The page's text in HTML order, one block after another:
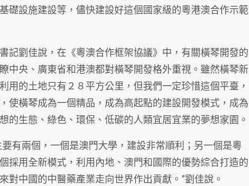
礎設施建設等，儘快建設好這個國家級的粵港澳合作示範
記劉佳說，在《粵澳合作框架協議》中，有關橫琴開發的
中央、廣東省和港澳都對橫琴開發格外重視。雖然橫琴新
用的土地只有２８平方公里，但我們一定珍惜這個平臺，
使橫琴成為一個精品，成為高起點的建設開發模式，成為
的生態、綠色、環保、低碳的人類宜居宜業的夢想家園。
有兩個，一個是澳門大學，建設非常順利；另一個是粵
採用全新模式，利用內地、澳門和國際的優勢綜合打造的
對中國的中醫藥產業走向世界作出貢獻。”劉佳說。